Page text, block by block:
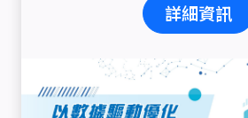
詳細資訊